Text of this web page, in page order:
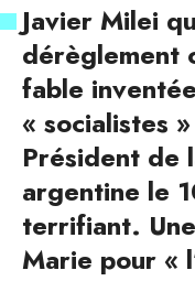
Javier Milei
dérèglement
fable
« socialistes
Président de
argentine le
terrifiant.
Marie pour «